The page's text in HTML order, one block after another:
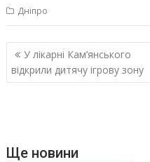
Дніпро
Навігація
записів
У лікарні Кам’янського
відкрили дитячу ігрову зону
Ще новини